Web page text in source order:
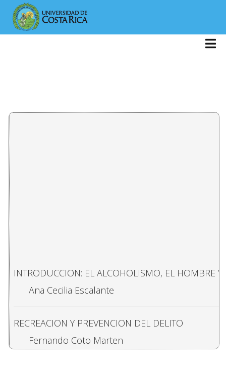
INTRODUCCION: EL ALCOHOLISMO, EL HOMBRE
Ana Cecilia Escalante
RECREACION Y PREVENCION DEL DELITO
Fernando Coto Marten